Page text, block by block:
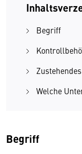
Begriff
Welche
Begriff